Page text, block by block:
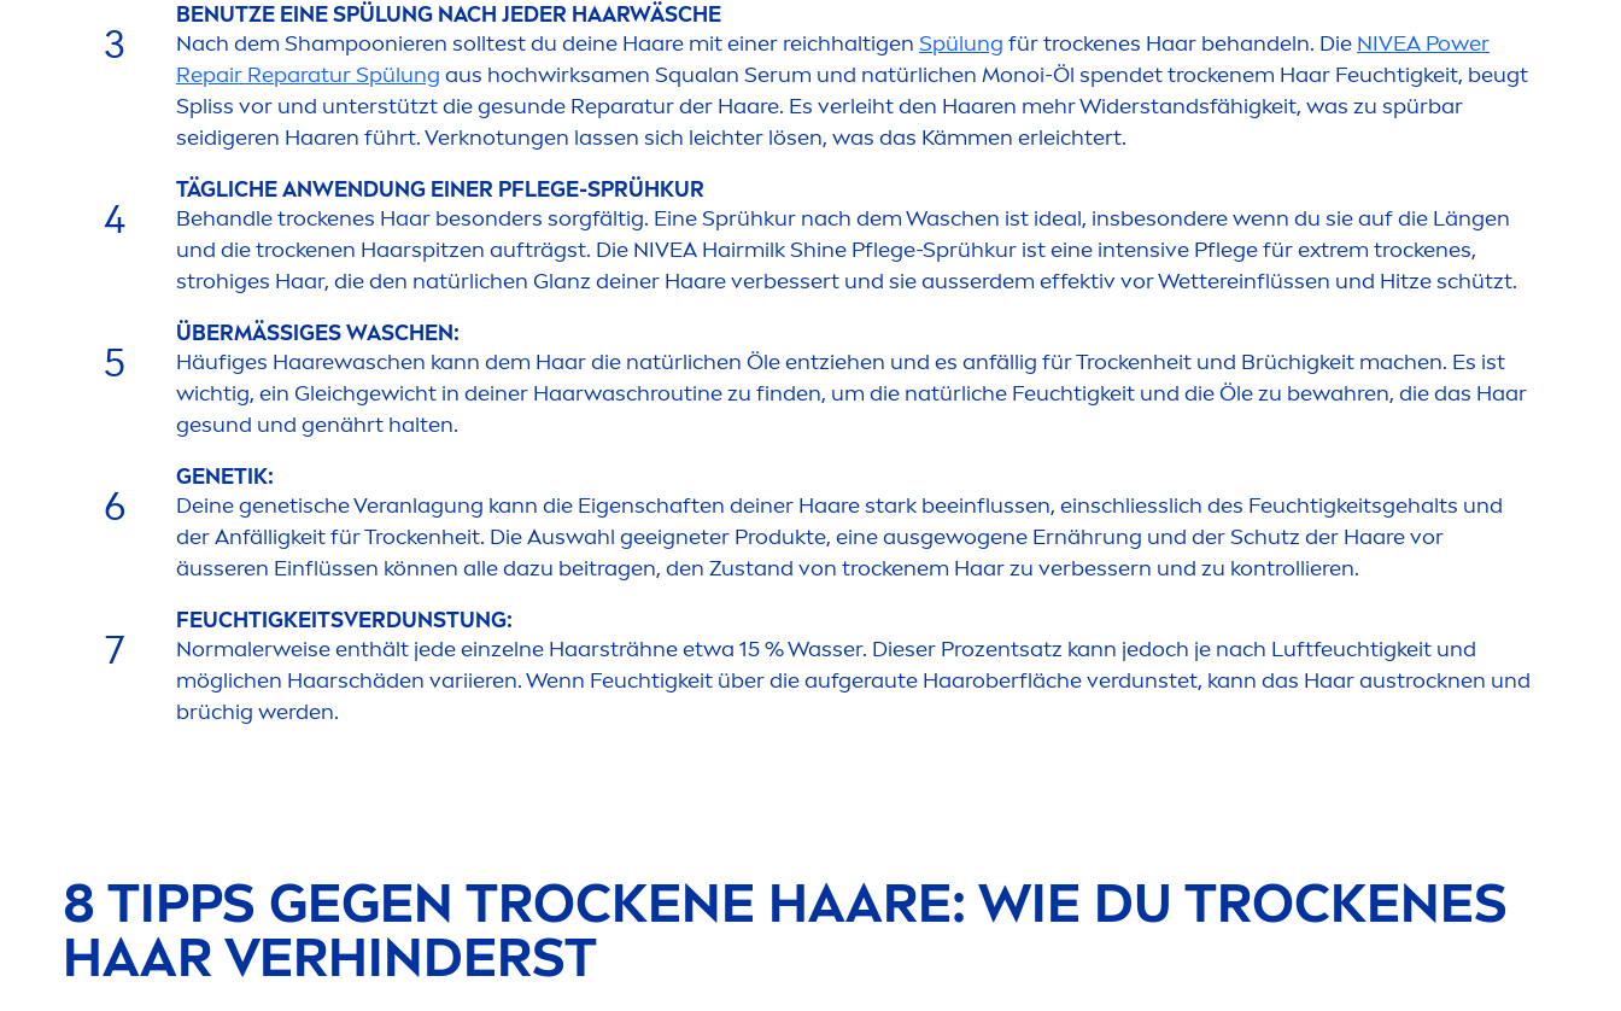
3
BENUTZE EINE SPÜLUNG NACH JEDER HAARWÄSCHE
Nach dem Shampoonieren solltest du deine Haare mit einer reichhaltigen Spülung für trockenes Haar behandeln. Die NIVEA Power
Repair Reparatur Spülung aus hochwirksamen Squalan Serum und natürlichen Monoi-Öl spendet trockenem Haar Feuchtigkeit, beugt
Spliss vor und unterstützt die gesunde Reparatur der Haare. Es verleiht den Haaren mehr Widerstandsfähigkeit, was zu spürbar
seidigeren Haaren führt. Verknotungen lassen sich leichter lösen, was das Kämmen erleichtert.
4
TÄGLICHE ANWENDUNG EINER PFLEGE-SPRÜHKUR
Behandle trockenes Haar besonders sorgfältig. Eine Sprühkur nach dem Waschen ist ideal, insbesondere wenn du sie auf die Längen
und die trockenen Haarspitzen aufträgst. Die NIVEA HairmilkShine Pflege-Sprühkur ist eine intensive Pflege für extrem trockenes,
strohiges Haar, die den natürlichen Glanz deiner Haare verbessert und sie ausserdem effektiv vor Wettereinflüssen und Hitze schützt.
5
ÜBERMÄSSIGES WASCHEN:
Häufiges Haarewaschen kann dem Haar die natürlichen Öle entziehen und es anfällig für Trockenheit und Brüchigkeit machen. Es ist
wichtig, ein Gleichgewicht in deiner Haarwaschroutine zu finden, um die natürliche Feuchtigkeit und die Öle zu bewahren, die das Haar
gesund und genährt halten.
6
GENETIK:
Deine genetische Veranlagung kann die Eigenschaften deiner Haare stark beeinflussen, einschliesslich des Feuchtigkeitsgehalts und
der Anfälligkeit für Trockenheit. Die Auswahl geeigneter Produkte, eine ausgewogene Ernährung und der Schutz der Haare vor
äusseren Einflüssen können alle dazu beitragen, den Zustand von trockenem Haar zu verbessern und zu kontrollieren.
7
FEUCHTIGKEITSVERDUNSTUNG:
Normalerweise enthält jede einzelne Haarsträhne etwa 15 % Wasser. Dieser Prozentsatz kann jedoch je nach Luftfeuchtigkeit und
möglichen Haarschäden variieren. Wenn Feuchtigkeit über die aufgeraute Haaroberfläche verdunstet, kann das Haar austrocknen und
brüchig werden.
8 TIPPS GEGEN TROCKENE HAARE: WIE DU TROCKENES
HAAR VERHINDERST